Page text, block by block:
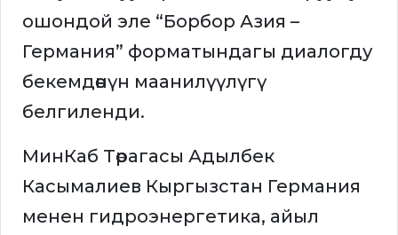
ошондой эле “Борбор Азия –
Германия” форматындагы диалогду
бекемдөөнүн маанилүүлүгү
белгиленди.
МинКаб Төрагасы Адылбек
Касымалиев Кыргызстан Германия
менен гидроэнергетика, айыл